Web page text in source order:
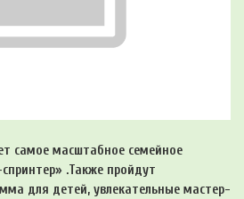
самое масштабное семейное
.Также пройдут
для детей, увлекательные мастер-